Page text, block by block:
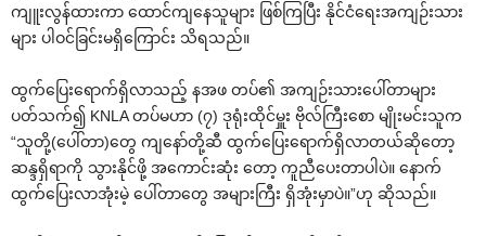
ကျူးလွန်ထားကာ ‌ထောင်ကျ‌နေသူများ ဖြစ်ကြပြီး နိုင်ငံ‌ရေးအကျဉ်းသား
များ ပါဝင်ခြင်းမရှိ‌ကြောင်း သိရသည်။
ထွက်‌ပြေး‌ရောက်ရှိလာသည့် နအဖ တပ်၏ အကျဉ်းသား‌ပေါ်တာများ
ပတ်သက်၍ KNLA တပ်မဟာ (၇) ဒုရုံးထိုင်မှူး ဗိုလ်ကြီး‌စော မျိုးမင်းသူက
“သူတို့(‌ပေါ်တာ)‌တွေ ကျ‌နော်တို့ဆီ ထွက်‌ပြေး‌ရောက်ရှိလာတယ်ဆို‌တော့
ဆန္ဒရှိရာကို သွားနိုင်ဖို့ အ‌ကောင်းဆုံး ‌တော့ ကူညီ‌ပေးတာပါပဲ။ ‌နောက်
ထွက်‌ပြေးလာအုံးမဲ့ ‌ပေါ်တာ‌တွေ အများကြီး ရှိအုံးမှာပဲ။”ဟု ဆိုသည်။